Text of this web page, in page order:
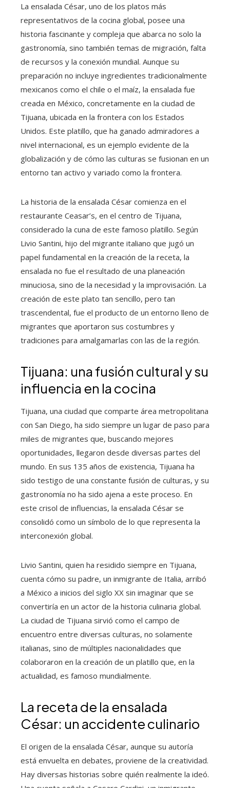
La ensalada César, uno de los platos más
representativos de la cocina global, posee una
historia fascinante y compleja que abarca no solo la
gastronomía, sino también temas de migración, falta
de recursos y la conexión mundial. Aunque su
preparación no incluye ingredientes tradicionalmente
mexicanos como el chile o el maíz, la ensalada fue
creada en México, concretamente en la ciudad de
Tijuana, ubicada en la frontera con los Estados
Unidos. Este platillo, que ha ganado admiradores a
nivel internacional, es un ejemplo evidente de la
globalización y de cómo las culturas se fusionan en un
entorno tan activo y variado como la frontera.
La historia de la ensalada César comienza en el
restaurante Ceasar’s, en el centro de Tijuana,
considerado la cuna de este famoso platillo. Según
Livio Santini, hijo del migrante italiano que jugó un
papel fundamental en la creación de la receta, la
ensalada no fue el resultado de una planeación
minuciosa, sino de la necesidad y la improvisación. La
creación de este plato tan sencillo, pero tan
trascendental, fue el producto de un entorno lleno de
migrantes que aportaron sus costumbres y
tradiciones para amalgamarlas con las de la región.
Tijuana: una fusión cultural y su
influencia en la cocina
Tijuana, una ciudad que comparte área metropolitana
con San Diego, ha sido siempre un lugar de paso para
miles de migrantes que, buscando mejores
oportunidades, llegaron desde diversas partes del
mundo. En sus 135 años de existencia, Tijuana ha
sido testigo de una constante fusión de culturas, y su
gastronomía no ha sido ajena a este proceso. En
este crisol de influencias, la ensalada César se
consolidó como un símbolo de lo que representa la
interconexión global.
Livio Santini, quien ha residido siempre en Tijuana,
cuenta cómo su padre, un inmigrante de Italia, arribó
a México a inicios del siglo XX sin imaginar que se
convertiría en un actor de la historia culinaria global.
La ciudad de Tijuana sirvió como el campo de
encuentro entre diversas culturas, no solamente
italianas, sino de múltiples nacionalidades que
colaboraron en la creación de un platillo que, en la
actualidad, es famoso mundialmente.
La receta de la ensalada
César: un accidente culinario
El origen de la ensalada César, aunque su autoría
está envuelta en debates, proviene de la creatividad.
Hay diversas historias sobre quién realmente la ideó.